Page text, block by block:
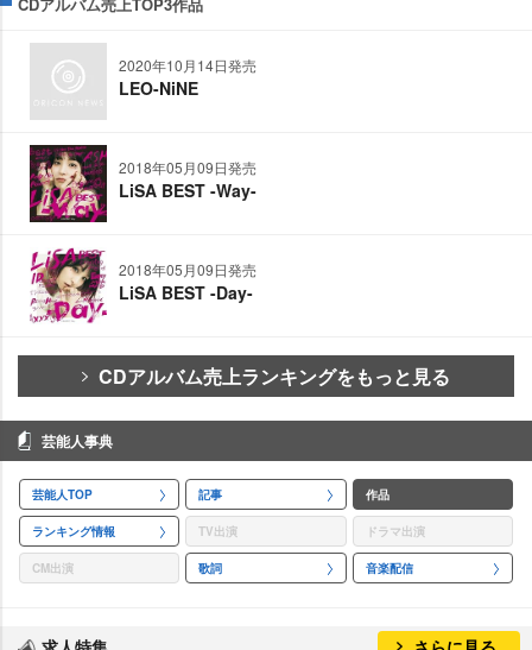
2020年10月14日発売
LEO-NiNE
2018年05月09日発売
LiSA BEST -Way-
2018年05月09日発売
LiSA BEST -Day-
CDアルバム売上ランキングをもっと見る
芸能人事典
芸能人TOP 記事 作品
ランキング情報 TV出演 ドラマ出演
CM出演 歌詞 音楽配信